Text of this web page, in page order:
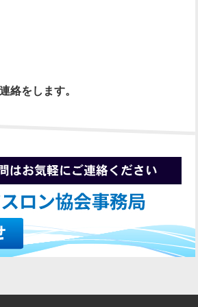
絡をします。